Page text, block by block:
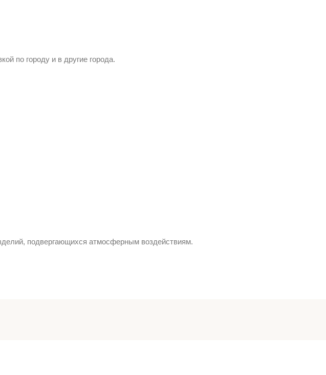
по городу и в другие города.
подвергающихся атмосферным воздействиям.